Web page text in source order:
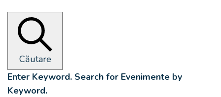
Căutare
Enter Keyword. Search for Evenimente by
Keyword.